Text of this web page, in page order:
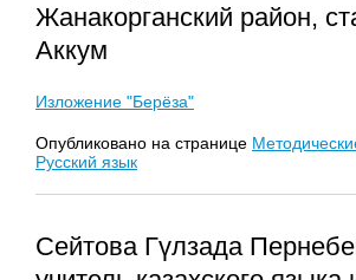
Жанакорганский район,
Аккум
Изложение "Берёза"
Опубликовано на странице
Русский язык
Сейтова Гүлзада